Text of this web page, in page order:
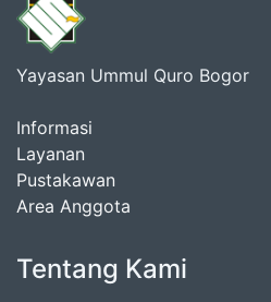
Yayasan Ummul Quro Bogor
Informasi
Layanan
Pustakawan
Area Anggota
Tentang Kami